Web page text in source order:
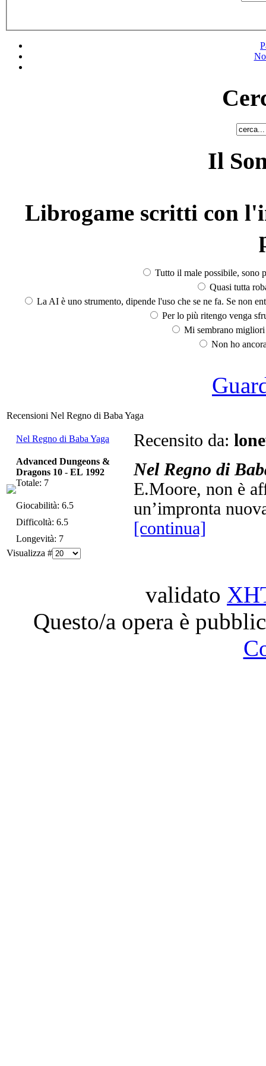
Il
Librogame scritti con
Tutto il male possibile, sono
Quasi tutta
La AI è uno strumento, dipende l'uso che se ne fa. Se non
Per lo più ritengo venga
Mi sembrano
Non ho
Recensioni Nel Regno di Baba Yaga
Nel Regno di Baba Yaga Recensito da:
Nel Regno di
E.Moore, non è
un’impronta
[continua]
Advanced Dungeons &
Dragons 10 - EL 1992
Totale: 7
Giocabilità: 6.5
Difficoltà: 6.5
Longevità: 7
Visualizza #
validato
Questo/a opera è